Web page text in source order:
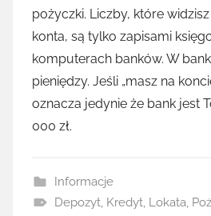
pożyczki. Liczby, które
konta, są tylko zapisami
komputerach banków. W
pieniędzy. Jeśli „masz na
oznacza jedynie że bank jest
000 zł.
Informacje
Depozyt, Kredyt, Lokata